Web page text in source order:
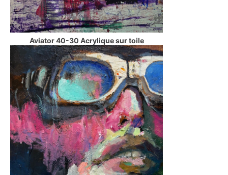
Aviator 40-30 Acrylique sur toile